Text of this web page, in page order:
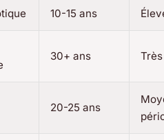
10-15 ans
30+ ans
20-25 ans